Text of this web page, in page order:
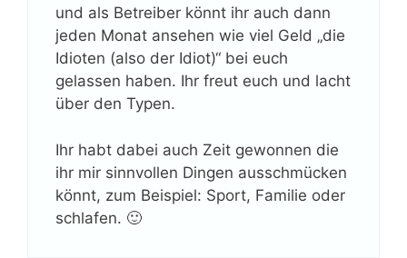
und als Betreiber könnt ihr auch dann
jeden Monat ansehen wie viel Geld „die
Idioten (also der Idiot)“ bei euch
gelassen haben. Ihr freut euch und lacht
über den Typen.
Ihr habt dabei auch Zeit gewonnen die
ihr mir sinnvollen Dingen ausschmücken
könnt, zum Beispiel: Sport, Familie oder
schlafen. 🙂